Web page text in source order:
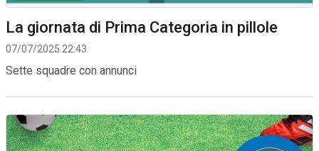
La giornata di Prima Categoria in pillole
07/07/2025 22:43
Sette squadre con annunci